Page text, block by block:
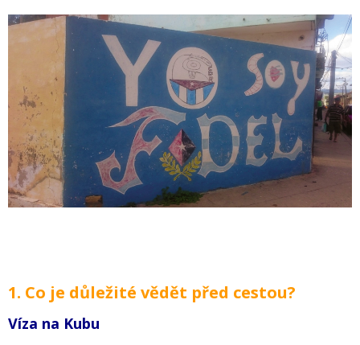
1. Co je důležité vědět před cestou?
Víza na Kubu